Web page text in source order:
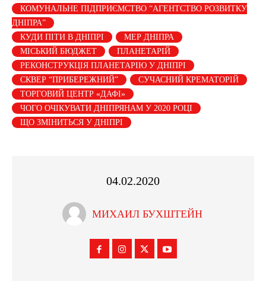
КОМУНАЛЬНЕ ПІДПРИЄМСТВО “АГЕНТСТВО РОЗВИТКУ
ДНІПРА”
КУДИ ПІТИ В ДНІПРІ
МЕР ДНІПРА
МІСЬКИЙ БЮДЖЕТ
ПЛАНЕТАРІЙ
РЕКОНСТРУКЦІЯ ПЛАНЕТАРІЮ У ДНІПРІ
СКВЕР “ПРИБЕРЕЖНИЙ”
СУЧАСНИЙ КРЕМАТОРІЙ
ТОРГОВИЙ ЦЕНТР «ДАФІ»
ЧОГО ОЧІКУВАТИ ДНІПРЯНАМ У 2020 РОЦІ
ЩО ЗМІНИТЬСЯ У ДНІПРІ
04.02.2020
МИХАИЛ БУХШТЕЙН